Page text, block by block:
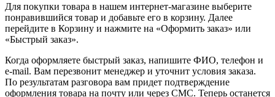
Для покупки товара в нашем интернет-магазине выберите
понравившийся товар и добавьте его в корзину. Далее
перейдите в Корзину и нажмите на «Оформить заказ» или
«Быстрый заказ».
Когда оформляете быстрый заказ, напишите ФИО, телефон и
e-mail. Вам перезвонит менеджер и уточнит условия заказа.
По результатам разговора вам придет подтверждение
оформления товара на почту или через СМС. Теперь останется